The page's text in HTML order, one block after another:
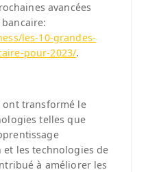
avancées
les-10-grandes-
pour-2023/.
ont transformé le
telles que
les technologies de
à améliorer les